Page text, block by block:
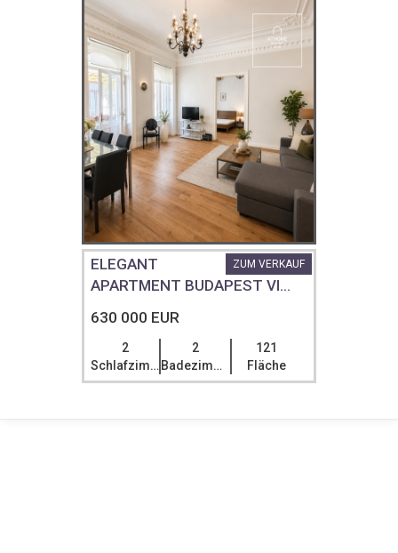
ZUM VERKAUF
ELEGANT
APARTMENT BUDAPEST VI...
630 000 EUR
2
Schlafzimmer
2
Badezimmer
121
Fläche